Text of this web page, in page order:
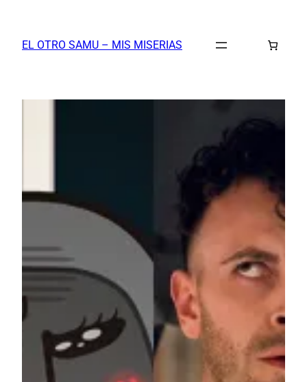
contenido
EL OTRO SAMU – MIS MISERIAS